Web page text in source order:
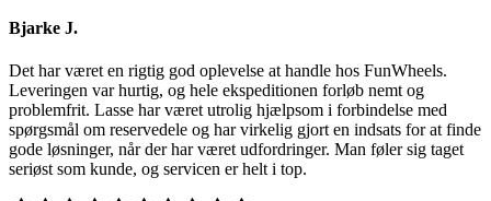
Bjarke J.
Det har været en rigtig god oplevelse at handle hos FunWheels.
Leveringen var hurtig, og hele ekspeditionen forløb nemt og
problemfrit. Lasse har været utrolig hjælpsom i forbindelse med
spørgsmål om reservedele og har virkelig gjort en indsats for at finde
gode løsninger, når der har været udfordringer. Man føler sig taget
seriøst som kunde, og servicen er helt i top.